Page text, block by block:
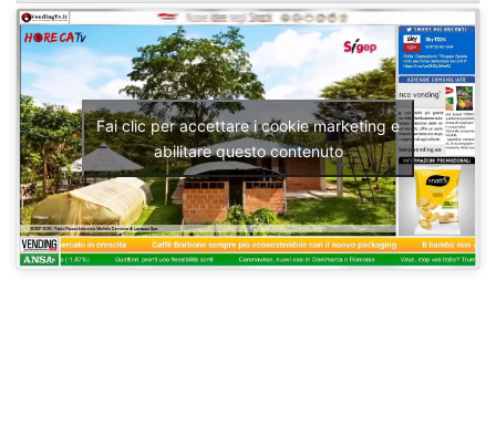
Fai clic per accettare i cookie marketing e
abilitare questo contenuto